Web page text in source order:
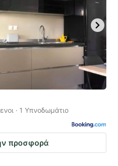
· 1 Υπνοδωμάτιο
προσφορά